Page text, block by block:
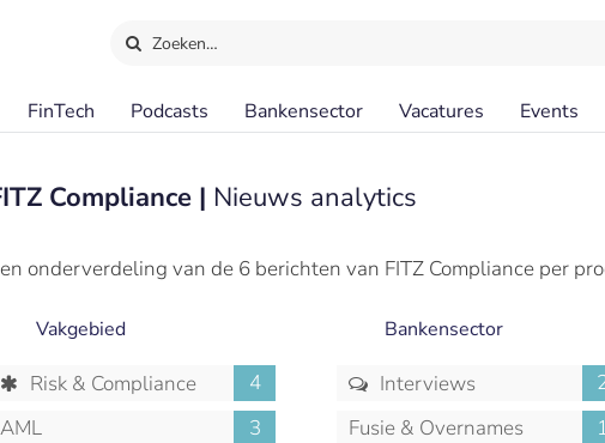
Zoeken…
FinTech Podcasts Bankensector Vacatures Events
Compliance | Nieuws analytics
onderverdeling van de 6 berichten van FITZ Compliance per
Vakgebied
Risk & Compliance
4
AML
3
Bankensector
Interviews
Fusie & Overnames